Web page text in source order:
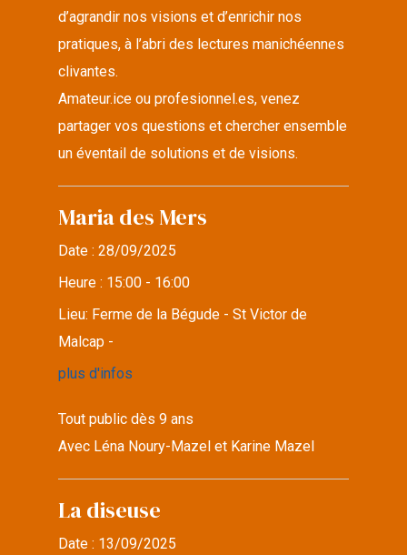
d’agrandir nos visions et d’enrichir nos
pratiques, à l’abri des lectures manichéennes
clivantes.
Amateur.ice ou profesionnel.es, venez
partager vos questions et chercher ensemble
un éventail de solutions et de visions.
Maria des Mers
Date :28/09/2025
Heure : 15:00 - 16:00
Lieu: Ferme de la Bégude - St Victor de
Malcap -
plus d'infos
Tout public dès 9 ans
Avec Léna Noury-Mazel et Karine Mazel
La diseuse
Date : 13/09/2025